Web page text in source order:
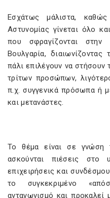
Εσχάτως μάλιστα,
Αστυνομίας γίνεται όλο
που σφραγίζονται στην
Βουλγαρία,
πάλι επιλέγουν να στήσουν
τρίτων προσώπων,
π.χ. συγγενικά πρόσωπα ή
και μετανάστες.
Το θέμα είναι σε
ασκούνται πιέσεις στο
επιχειρήσεις και
το συγκεκριμένο
ανταγωνισμό και